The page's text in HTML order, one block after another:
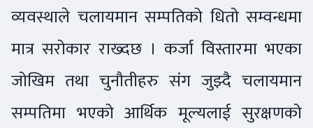
व्यवस्थाले चलायमान सम्पतिको धितो सम्वन्धमा
मात्र सरोकार राख्दछ । कर्जा विस्तारमा भएका
जोखिम तथा चुनौतीहरु संग जुझ्दै चलायमान
सम्पतिमा भएको आर्थिक मूल्यलाई सुरक्षणको